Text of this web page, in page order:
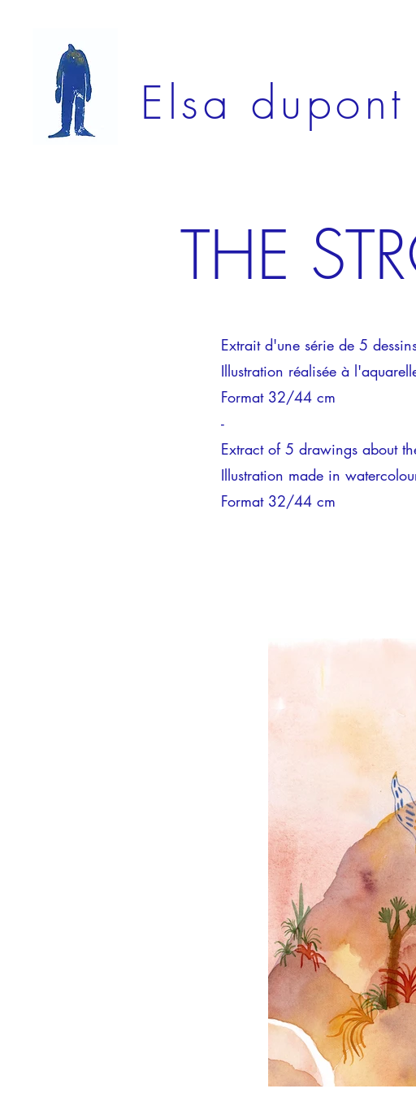
Elsa dupont
THE
Extrait d'une série de 5
Illustration réalisée à
Format 32/44 cm
-
Extract of 5 drawings about
Illustration made in
Format 32/44 cm